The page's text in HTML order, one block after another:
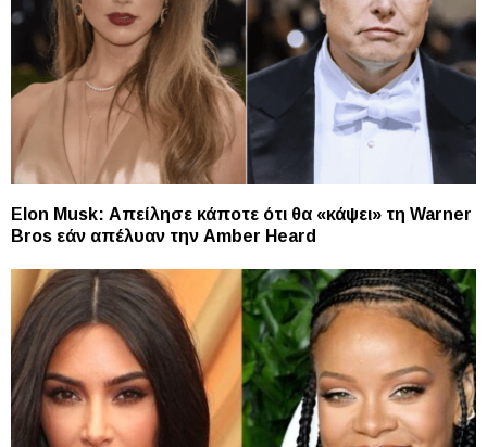
Elon Musk: Απείλησε κάποτε ότι θα «κάψει» τη Warner
Bros εάν απέλυαν την Amber Heard